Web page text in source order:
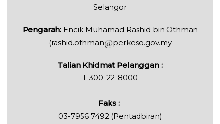
Selangor
Pengarah: Encik Muhamad Rashid bin Othman
(rashid.othman
perkeso.gov.my
Talian Khidmat Pelanggan :
1-300-22-8000
Faks :
03-7956 7492 (Pentadbiran)